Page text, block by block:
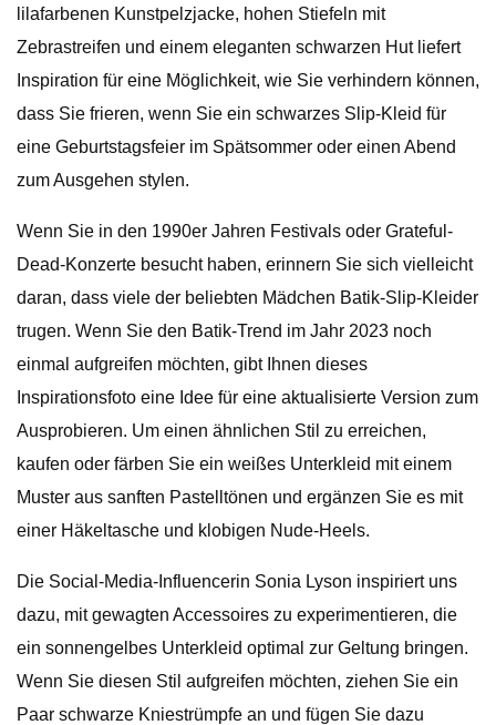
lilafarbenen Kunstpelzjacke, hohen Stiefeln mit
Zebrastreifen und einem eleganten schwarzen Hut liefert
Inspiration für eine Möglichkeit, wie Sie verhindern können,
dass Sie frieren, wenn Sie ein schwarzes Slip-Kleid für
eine Geburtstagsfeier im Spätsommer oder einen Abend
zum Ausgehen stylen.
Wenn Sie in den 1990er Jahren Festivals oder Grateful-
Dead-Konzerte besucht haben, erinnern Sie sich vielleicht
daran, dass viele der beliebten Mädchen Batik-Slip-Kleider
trugen. Wenn Sie den Batik-Trend im Jahr 2023 noch
einmal aufgreifen möchten, gibt Ihnen dieses
Inspirationsfoto eine Idee für eine aktualisierte Version zum
Ausprobieren. Um einen ähnlichen Stil zu erreichen,
kaufen oder färben Sie ein weißes Unterkleid mit einem
Muster aus sanften Pastelltönen und ergänzen Sie es mit
einer Häkeltasche und klobigen Nude-Heels.
Die Social-Media-Influencerin Sonia Lyson inspiriert uns
dazu, mit gewagten Accessoires zu experimentieren, die
ein sonnengelbes Unterkleid optimal zur Geltung bringen.
Wenn Sie diesen Stil aufgreifen möchten, ziehen Sie ein
Paar schwarze Kniestrümpfe an und fügen Sie dazu